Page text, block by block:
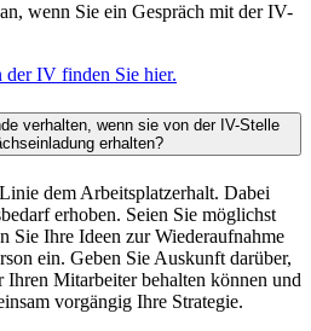
wenn Sie ein Gespräch mit der IV-
der IV finden Sie hier.
verhalten, wenn sie von der IV-Stelle
erhalten?
dem Arbeitsplatzerhalt. Dabei
erhoben. Seien Sie möglichst
Sie Ihre Ideen zur Wiederaufnahme
ein. Geben Sie Auskunft darüber,
Mitarbeiter behalten können und
vorgängig Ihre Strategie.